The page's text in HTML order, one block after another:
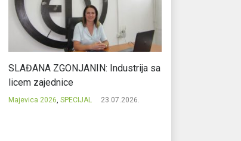
SLAĐANA ZGONJANIN: Industrija sa
licem zajednice
Majevica 2026, SPECIJAL 23.07.2026.